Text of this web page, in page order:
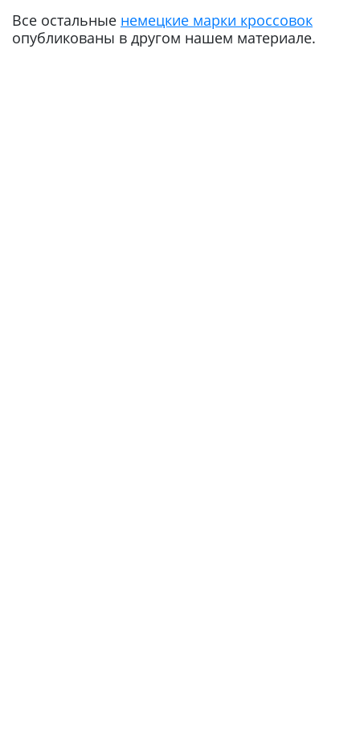
Все остальные немецкие марки кроссовок
опубликованы в другом нашем материале.